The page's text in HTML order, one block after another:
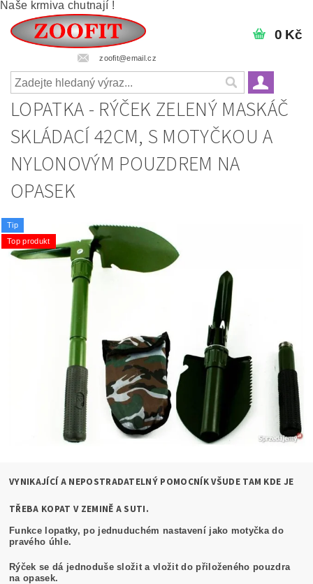
Naše krmiva chutnají !
zoofit@email.cz
0 Kč
LOPATKA - RÝČEK ZELENÝ MASKÁČ
SKLÁDACÍ 42CM, S MOTYČKOU A
NYLONOVÝM POUZDREM NA
OPASEK
Tip
Top produkt
VYNIKAJÍCÍ A NEPOSTRADATELNÝ POMOCNÍK VŠUDE TAM KDE JE
TŘEBA KOPAT V ZEMINĚ A SUTI.
Funkce lopatky, po jednuduchém nastavení jako motyčka do
pravého úhle.
Rýček se dá jednoduše složit a vložit do přiloženého pouzdra
na opasek.